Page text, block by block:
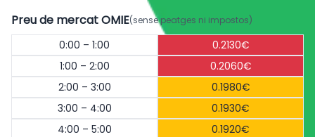
Preu de mercat OMIE(sense peatges ni impostos)
0:00 – 1:00
0.2130€
1:00 – 2:00
0.2060€
2:00 – 3:00
0.1980€
3:00 – 4:00
0.1930€
4:00 – 5:00
0.1920€